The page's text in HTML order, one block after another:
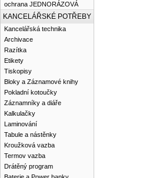
ochrana JEDNORÁZOVÁ
KANCELÁŘSKÉ POTŘEBY
Kancelářská technika
Archivace
Razítka
Etikety
Tiskopisy
Bloky a Záznamové knihy
Pokladní kotoučky
Záznamníky a diáře
Kalkulačky
Laminování
Tabule a nástěnky
Kroužková vazba
Termov vazba
Drátěný program